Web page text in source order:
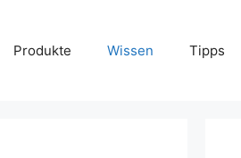
Produkte Wissen Tipps